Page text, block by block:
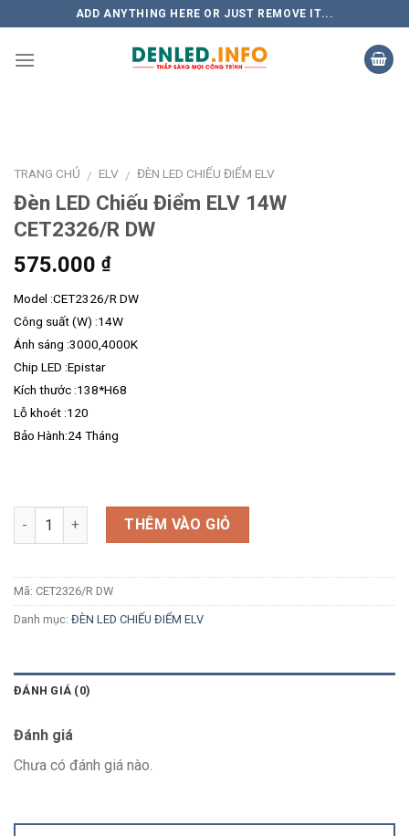
to
content
ADD ANYTHING HERE OR JUST REMOVE IT...
TRANG CHỦ / ELV / ĐÈN LED CHIẾU ĐIỂM ELV
Đèn LED Chiếu Điểm ELV 14W
CET2326/R DW
575.000 ₫
Model :CET2326/R DW
Công suất (W) :14W
Ánh sáng :3000,4000K
Chip LED :Epistar
Kích thước :138*H68
Lỗ khoét :120
Bảo Hành:24 Tháng
Số lượng THÊM VÀO GIỎ
Mã: CET2326/R DW
Danh mục: ĐÈN LED CHIẾU ĐIỂM ELV
ĐÁNH GIÁ (0)
Đánh giá
Chưa có đánh giá nào.